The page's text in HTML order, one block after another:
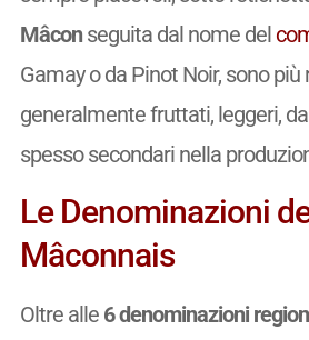
Mâconseguita dal nome del
Gamay o da Pinot Noir, sono più
generalmente fruttati, leggeri,
spesso secondari nella
Le Denominazioni
Mâconnais
Oltre alle 6 denominazioni